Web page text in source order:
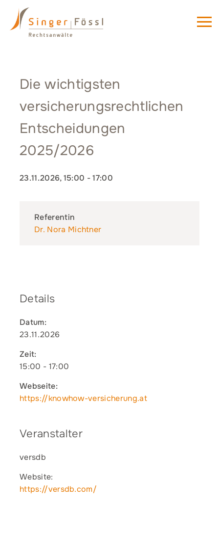
Die wichtigsten
versicherungsrechtlichen
Entscheidungen
2025/2026
23.11.2026, 15:00 -17:00
Referentin
Dr. Nora Michtner
Details
Datum:
23.11.2026
Zeit:
15:00 - 17:00
Webseite:
https://knowhow-versicherung.at
Veranstalter
versdb
Website:
https://versdb.com/